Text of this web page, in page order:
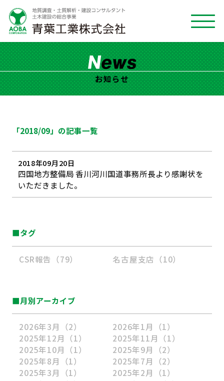
お知らせ
「2018/09」の記事一覧
2018年09月20日
四国地方整備局 香川河川国道事務所長より感謝状を
いただきました。
■タグ
CSR報告（79） 名古屋支店（10）
■月別アーカイブ
2026年3月 （2） 2026年1月
（1）
2025年12月 （1） 2025年11月 （1）
2025年10月 （1） 2025年9月
（2）
2025年8月
（1） 2025年7月
（2）
2025年3月
（1） 2025年2月
（1）